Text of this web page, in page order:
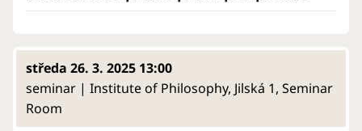
středa 26. 3. 2025 13:00
seminar | Institute of Philosophy, Jilská 1, Seminar
Room